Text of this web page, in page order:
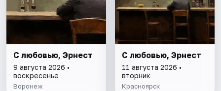
С любовью, Эрнест
9 августа 2026 •
воскресенье
Воронеж
С любовью, Эрнест
11 августа 2026 •
вторник
Красноярск